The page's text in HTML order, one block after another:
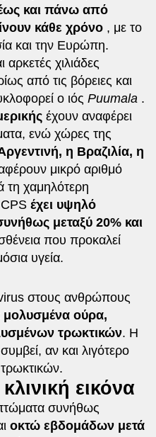
έως και πάνω από
κάθε χρόνο, με το
και την Ευρώπη.
αρκετές χιλιάδες
από τις βόρειες και
ο ιός Puumala .
έχουν αναφέρει
ενώ χώρες της
η Βραζιλία, η
μικρό αριθμό
χαμηλότερη
έχει υψηλό
μεταξύ 20% και
που προκαλεί
υγεία.
στους ανθρώπους
μολυσμένα ούρα,
τρωκτικών. Η
αν και λιγότερο
εικόνα
συνήθως
οκτώ εβδομάδων μετά